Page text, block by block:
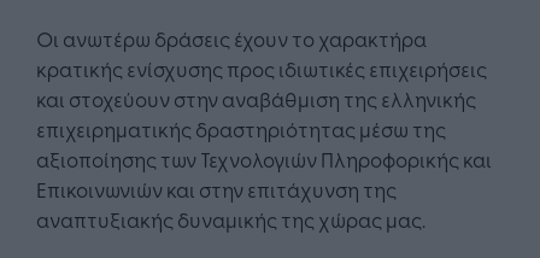
Οι ανωτέρω δράσεις έχουν το χαρακτήρα
κρατικής ενίσχυσης προς ιδιωτικές επιχειρήσεις
και στοχεύουν στην αναβάθμιση της ελληνικής
επιχειρηματικής δραστηριότητας μέσω της
αξιοποίησης των Τεχνολογιών Πληροφορικής και
Επικοινωνιών και στην επιτάχυνση της
αναπτυξιακής δυναμικής της χώρας μας.